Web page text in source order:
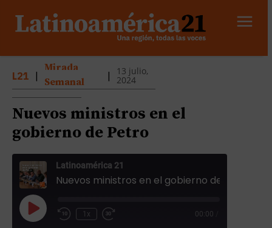
L21 |
Mirada
Semanal
|
13 julio,
2024
Nuevos ministros en el
gobierno de Petro
Latinoamérica 21
Nuevos ministros en el gobierno de Petro
R
1x 00:00